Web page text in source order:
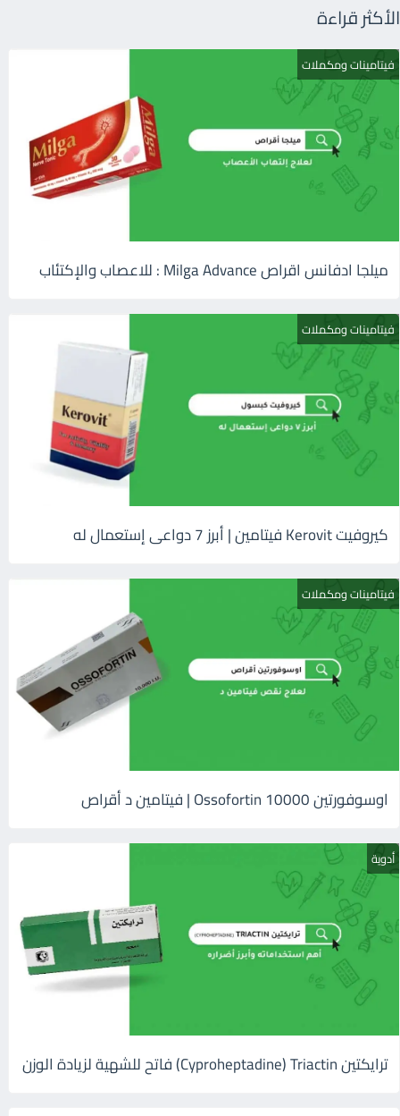
الأكثر قراءة
فيتامينات ومكملات
ميلجا ادفانس اقراص Milga Advance : للاعصاب والإكتئاب
فيتامينات ومكملات
كيروفيت Kerovit فيتامين | أبرز 7 دواعى إستعمال له
فيتامينات ومكملات
اوسوفورتين 10000 Ossofortin | فيتامين د أقراص
أدوية
ترايكتين Cyproheptadine) Triactin) فاتح للشهية لزيادة الوزن